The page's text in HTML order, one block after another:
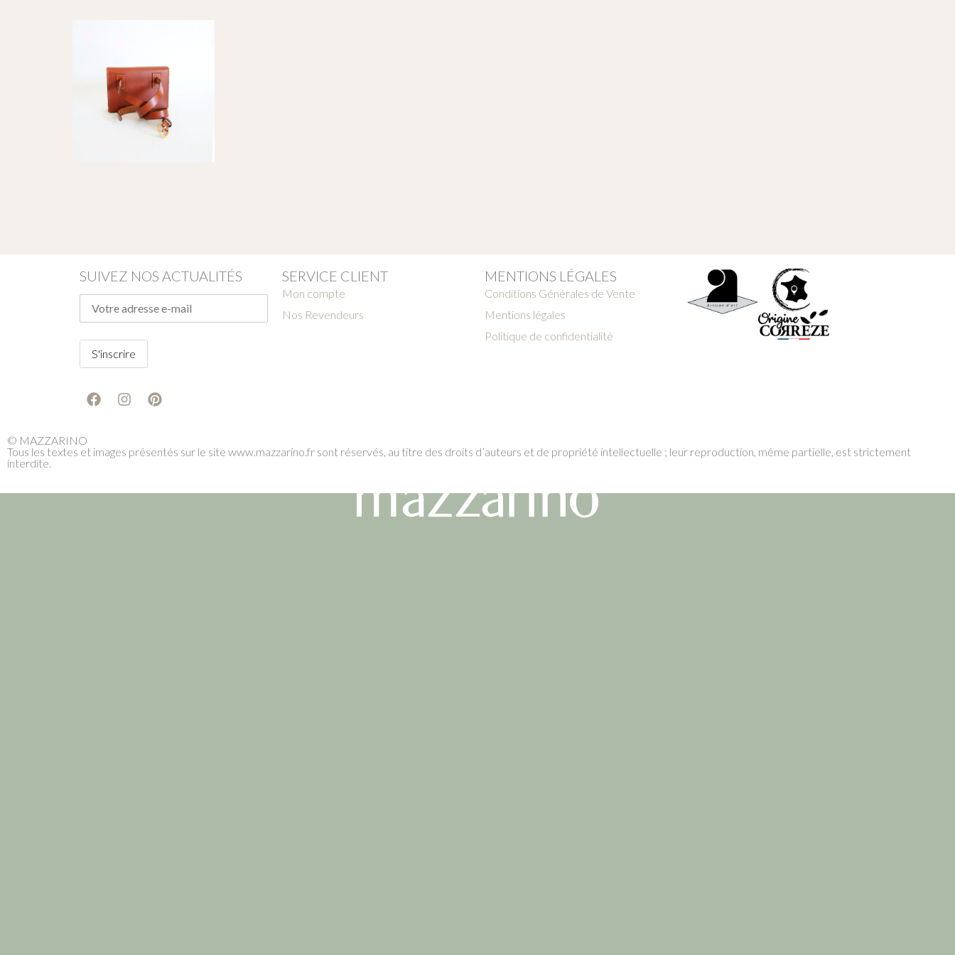
SUIVEZ NOS ACTUALITÉS SERVICE CLIENT
Mon compte
Nos Revendeurs
MENTIONS LÉGALES
Conditions Générales de Vente
Mentions légales
Politique de confidentialité
© MAZZARINO
Tous les textes et images présentés sur le site www.mazzarino.fr sont réservés, au titre des droits d’auteurs et de propriété intellectuelle ; leur reproduction, même partielle, est strictement
interdite.